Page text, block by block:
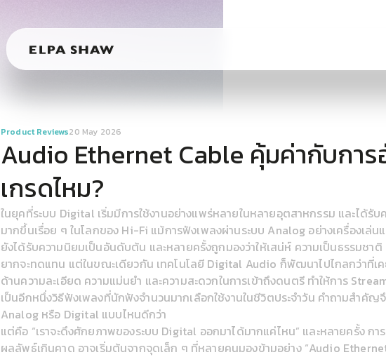
Product Reviews20 May 2026
Audio Ethernet Cable คุ้มค่ากับการ
เกรดไหม?
ในยุคที่ระบบ Digital เริ่มมีการใช้งานอย่างแพร่หลายในหลายอุตสาหกรรม และได้รับ
มากขึ้นเรื่อย ๆ ในโลกของ Hi-Fi แม้การฟังเพลงผ่านระบบ Analog อย่างเครื่องเล่น
ยังได้รับความนิยมเป็นอันดับต้น และหลายครั้งถูกมองว่าให้เสน่ห์ ความเป็นธรรมชา
ยากจะทดแทน แต่ในขณะเดียวกัน เทคโนโลยี Digital Audio ก็พัฒนาไปไกลกว่าที่เ
ด้านความละเอียด ความแม่นยำ และความสะดวกในการเข้าถึงดนตรี ทำให้การ
เป็นอีกหนึ่งวิธีฟังเพลงที่นักฟังจำนวนมากเลือกใช้งานในชีวิตประจำวัน คำถามสำคัญจึ
Analog หรือ Digital แบบไหนดีกว่า
แต่คือ “เราจะดึงศักยภาพของระบบ Digital ออกมาได้มากแค่ไหน” และหลายครั้ง กา
ผลลัพธ์เกินคาด อาจเริ่มต้นจากจุดเล็ก ๆ ที่หลายคนมองข้ามอย่าง “Audio